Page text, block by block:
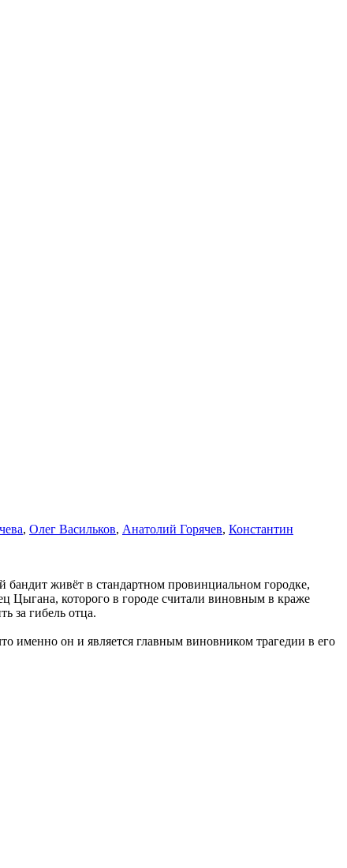
, Олег Васильков, Анатолий Горячев, Константин
живёт в стандартном провинциальном городке,
Цыгана, которого в городе считали виновным в краже
за гибель отца.
он и является главным виновником трагедии в его